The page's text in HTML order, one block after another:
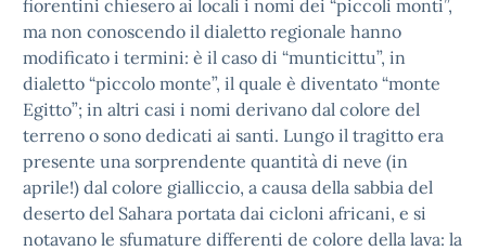
fiorentini chiesero ai locali i nomi dei “piccoli monti”,
ma non conoscendo il dialetto regionale hanno
modificato i termini: è il caso di “munticittu”, in
dialetto “piccolo monte”, il quale è diventato “monte
Egitto”; in altri casi i nomi derivano dal colore del
terreno o sono dedicati ai santi. Lungo il tragitto era
presente una sorprendente quantità di neve (in
aprile!) dal colore gialliccio, a causa della sabbia del
deserto del Sahara portata dai cicloni africani, e si
notavano le sfumature differenti de colore della lava: la